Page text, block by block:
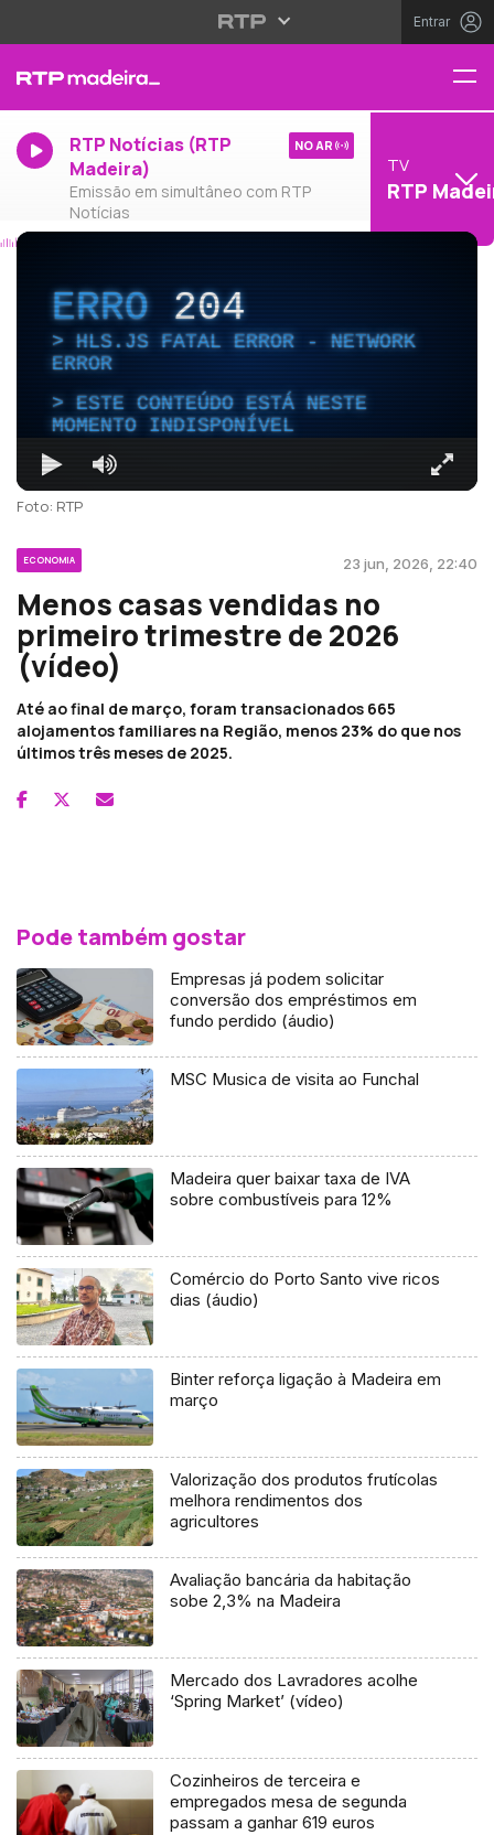
Entrar
RTP Notícias (RTP
Madeira)
Emissão em simultâneo com RTP
Notícias
NO AR
TV
RTP
ERRO204
HLS.JS FATAL ERROR - NETWORK
ERROR
ESTE CONTEÚDO ESTÁ NESTE
MOMENTO INDISPONÍVEL
Foto: RTP
ECONOMIA 23 jun, 2026, 22:40
Menos casas vendidas no
primeiro trimestre de 2026
(vídeo)
Até ao final de março, foram transacionados 665
alojamentos familiares na Região, menos 23% do que nos
últimos três meses de 2025.
Pode também gostar
Empresas já podem solicitar
conversão dos empréstimos em
fundo perdido (áudio)
MSC Musica de visita ao Funchal
Madeira quer baixar taxa de IVA
sobre combustíveis para 12%
Comércio do Porto Santo vive ricos
dias (áudio)
Binter reforça ligação à Madeira em
março
Valorização dos produtos frutícolas
melhora rendimentos dos
agricultores
Avaliação bancária da habitação
sobe 2,3% na Madeira
Mercado dos Lavradores acolhe
‘Spring Market’ (vídeo)
Cozinheiros de terceira e
empregados mesa de segunda
passam a ganhar 619 euros